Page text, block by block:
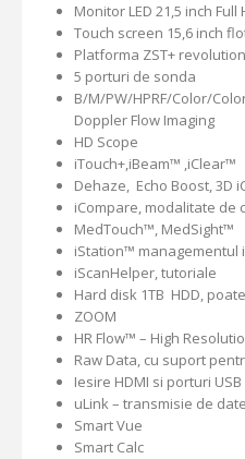
Monitor LED 21,5 inch Full
Touch screen 15,6 inch
Platforma ZST+
5 porturi de sonda
B/M/PW/HPRF/Color/
Doppler Flow Imaging
HD Scope
iTouch+,iBeam™ ,iClear™
Dehaze, Echo Boost, 3D
iCompare, modalitate de
MedTouch™, MedSight™
iStation™
iScanHelper, tutoriale
Hard disk 1TB HDD,
ZOOM
HR Flow™ – High
Raw Data, cu suport
Iesire HDMI si porturi USB
uLink – transmisie de
Smart Vue
Smart Calc